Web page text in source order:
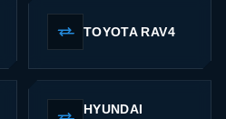
TOYOTA RAV4
HYUNDAI